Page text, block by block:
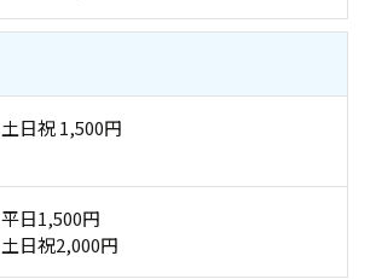
土日祝 1,500円
平日1,500円
土日祝2,000円